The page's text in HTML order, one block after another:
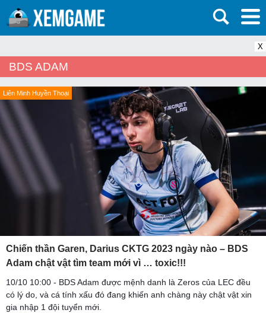
X
BDS ADAM
Liên Minh Huyền Thoại
Chiến thần Garen, Darius CKTG 2023 ngày nào – BDS
Adam chật vật tìm team mới vì … toxic!!!
10/10 10:00 - BDS Adam được mệnh danh là Zeros của LEC đều
có lý do, và cá tính xấu đó đang khiến anh chàng này chật vật xin
gia nhập 1 đội tuyển mới.